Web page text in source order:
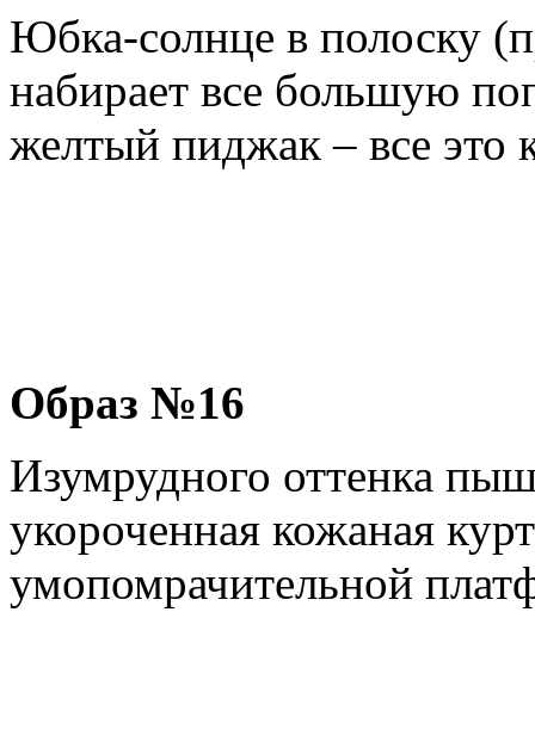
Юбка-солнце в полоску
набирает все большую
желтый пиджак – все
Образ №16
Изумрудного оттенка
укороченная кожаная
умопомрачительной